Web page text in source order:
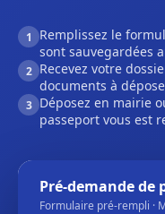
1
Remplissez le
sont sauvegardées
2 Recevez votre
documents à
3 Déposez en mairie
passeport vous est
Pré-demande de
Formulaire pré-rempli ·